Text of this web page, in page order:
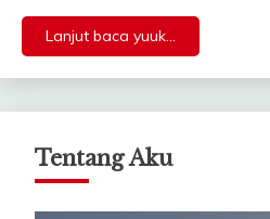
Lanjut baca yuuk...
Tentang Aku